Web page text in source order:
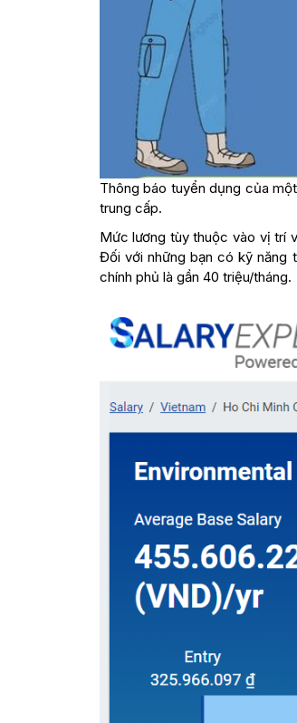
Thông báo tuyển dụng của
trung cấp.
Mức lương tùy thuộc vào vị trí
Đối với những bạn có kỹ năng
chính phủ là gần 40 triệu/tháng.